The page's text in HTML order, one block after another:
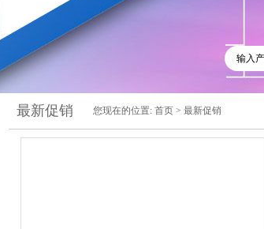
最新促销 您现在的位置: 首页 > 最新促销